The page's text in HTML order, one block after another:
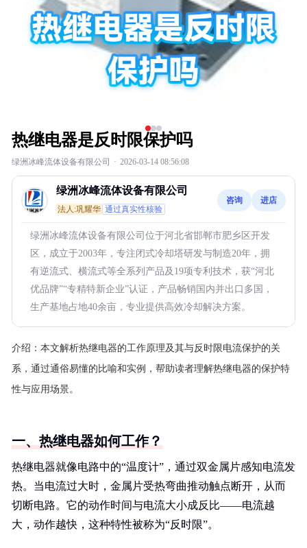
热继电器是反时限保护吗
绿洲冰峰流体设备有限公司 · 2026-03-14 08:56:08
绿洲冰峰流体设备有限公司
法人:巩耀华 通过真实性核验
咨询 进店
绿洲冰峰流体设备有限公司位于河北省邯郸市肥乡区开发
区，成立于2003年，专注闭式冷却塔研发与制造20年，拥
有逆流式、横流式等全系列产品及19项专利技术，获“河北
优品牌”“专精特新企业”认证，产品畅销国内并出口多国，
生产基地占地40余亩，专业提供高效冷却解决方案。
介绍： 本文解析热继电器的工作原理及其与反时限电流保护的关
系，通过通俗易懂的比喻和实例，帮助读者理解热继电器的保护特
性与应用场景。
一、热继电器如何工作？
热继电器就像电路中的“温度计”，通过双金属片感知电流发
热。当电流过大时，金属片受热弯曲推动触点断开，从而
切断电路。它的动作时间与电流大小成反比——电流越
大，动作越快，这种特性被称为“反时限”。